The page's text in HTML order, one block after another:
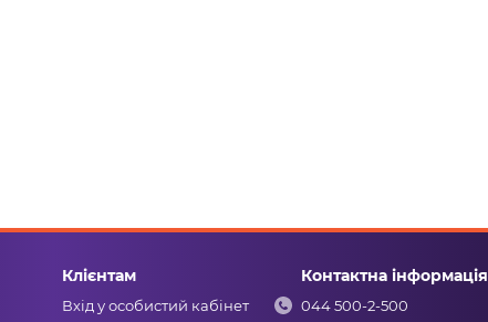
Клієнтам
Вхід у особистий кабінет
Контактна інформація
044 500-2-500